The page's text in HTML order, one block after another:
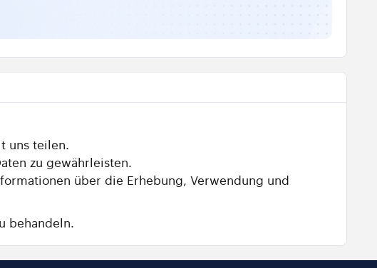
uns teilen.
zu gewährleisten.
über die Erhebung, Verwendung und
behandeln.